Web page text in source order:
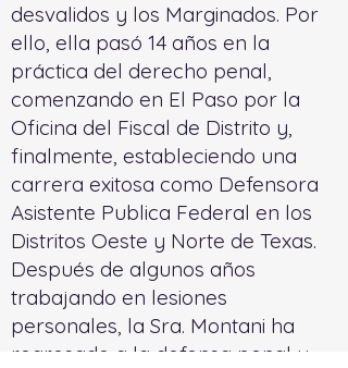
desvalidos y los Marginados. Por
ello, ella pasó 14 años en la
práctica del derecho penal,
comenzando en El Paso por la
Oficina del Fiscal de Distrito y,
finalmente, estableciendo una
carrera exitosa como Defensora
Asistente Publica Federal en los
Distritos Oeste y Norte de Texas.
Después de algunos años
trabajando en lesiones
personales, la Sra. Montani ha
regresado a la defensa penal y